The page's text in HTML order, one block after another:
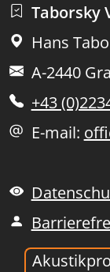
Taborsky
Hans
A-2440
+43
E-mail: